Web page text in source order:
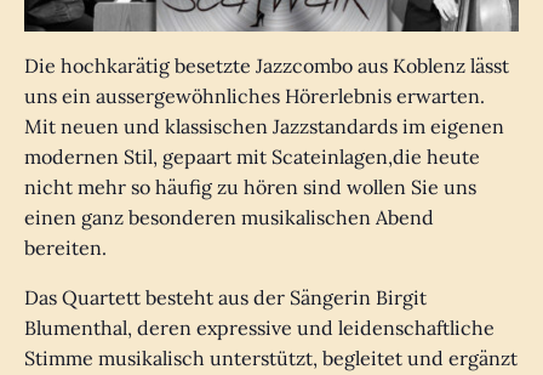
Die hochkarätig besetzte Jazzcombo aus Koblenz lässt
uns ein aussergewöhnliches Hörerlebnis erwarten.
Mit neuen und klassischen Jazzstandards im eigenen
modernen Stil, gepaart mit Scateinlagen,die heute
nicht mehr so häufig zu hören sind wollen Sie uns
einen ganz besonderen musikalischen Abend
bereiten.
Das Quartett besteht aus der Sängerin Birgit
Blumenthal, deren expressive und leidenschaftliche
Stimme musikalisch unterstützt, begleitet und ergänzt